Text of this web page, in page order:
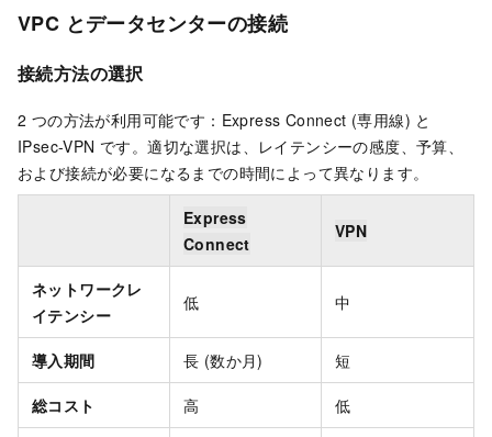
VPC とデータセンターの接続
接続方法の選択
2 つの方法が利用可能です：Express Connect (専用線) と
IPsec-VPN です。適切な選択は、レイテンシーの感度、予算、
および接続が必要になるまでの時間によって異なります。
Express
Connect
VPN
ネットワークレ
イテンシー
低 中
導入期間 長 (数か月) 短
総コスト 高 低